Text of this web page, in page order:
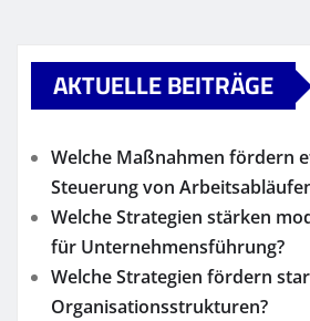
AKTUELLE BEITRÄGE
Welche Maßnahmen fördern
Steuerung von
Welche Strategien stärken
für Unternehmensführung?
Welche Strategien fördern
Organisationsstrukturen?